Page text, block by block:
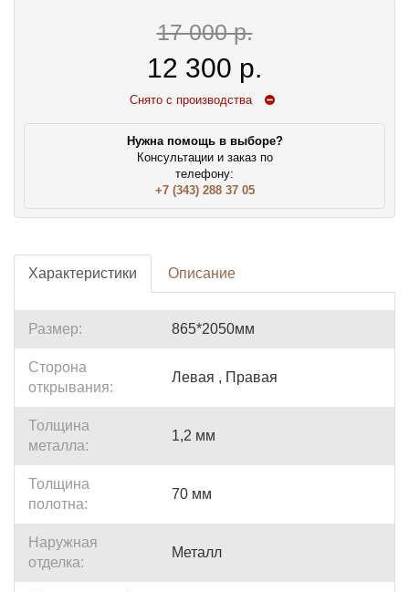
17 000 р.
12 300 р.
Снято с производства
Нужна помощь в выборе?
Консультации и заказ по
телефону:
+7 (343) 288 37 05
Характеристики Описание
Размер: 865*2050мм
Сторона
открывания:
Левая , Правая
Толщина
металла:
1,2 мм
Толщина
полотна:
70 мм
Наружная
отделка:
Металл